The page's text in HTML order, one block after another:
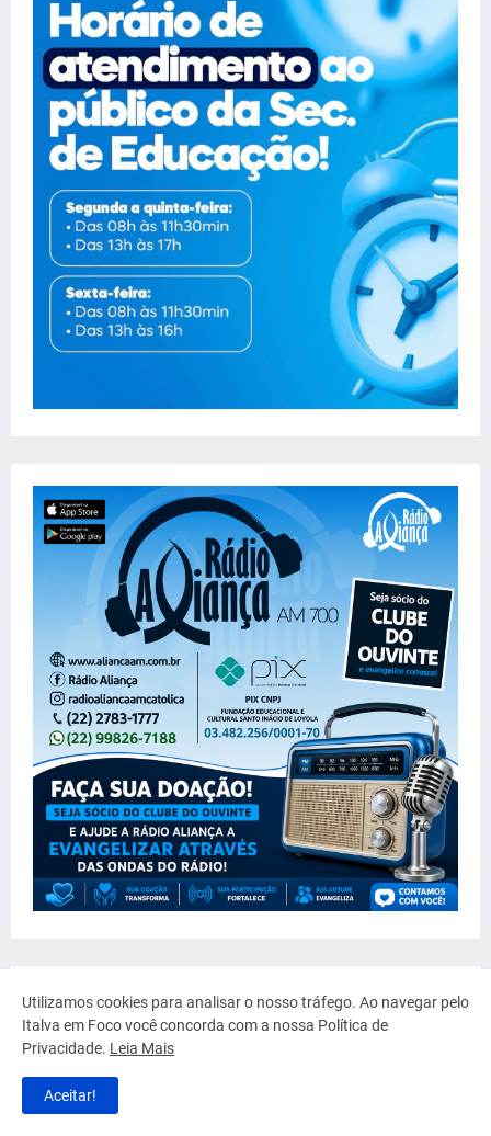
Utilizamos cookies para analisar o nosso tráfego. Ao navegar pelo
Italva em Foco você concorda com a nossa Política de
Privacidade. Leia Mais
Aceitar!